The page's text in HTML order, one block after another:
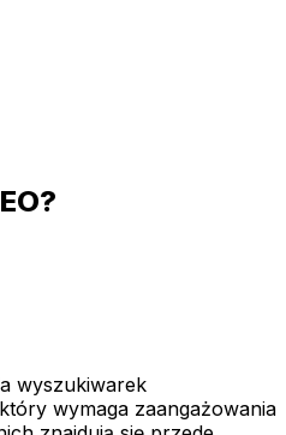
wyszukiwarek
wymaga zaangażowania